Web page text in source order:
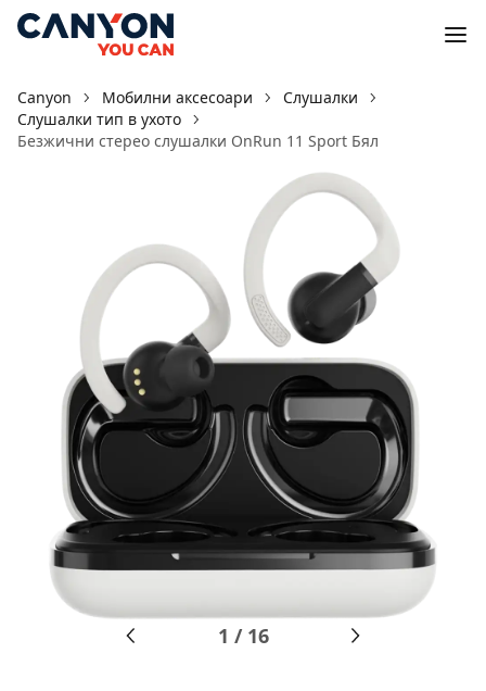
Canyon Мобилни аксесоари
Слушалки
Слушалки тип в ухото
Безжични стерео слушалки OnRun 11 Sport Бял
1 / 16